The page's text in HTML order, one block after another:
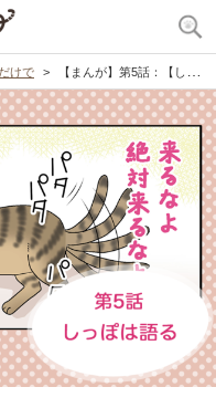
けで 【まんが】第5話：【しっぽは語る】まんが描き下ろし連載♪ 猫がいるだけで（著者：暁龍）